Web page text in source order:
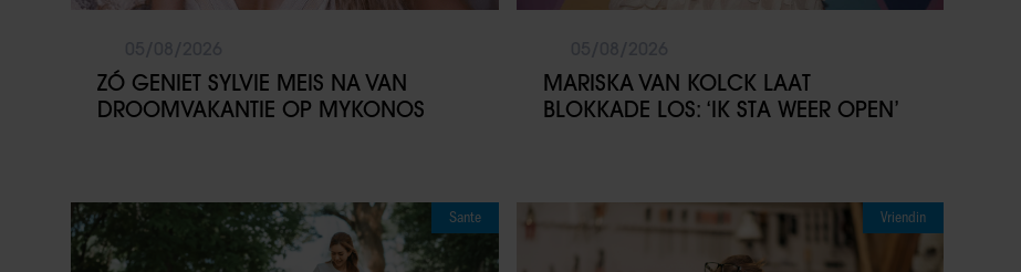
onze website blijft gebruiken.
ZÓ GENIET SYLVIE MEIS NA VAN
DROOMVAKANTIE OP MYKONOS
MARISKA VAN KOLCK LAAT
BLOKKADE LOS: ‘IK STA WEER OPEN’
Sante Vriendin